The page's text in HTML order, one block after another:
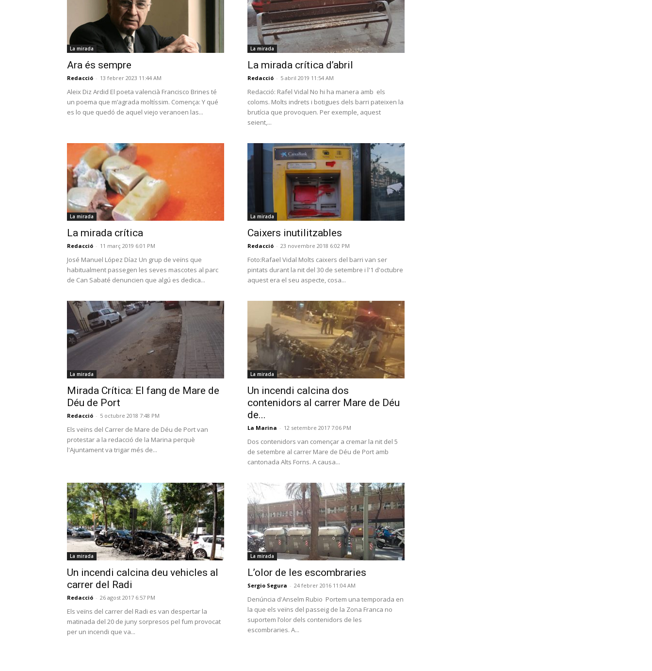
La mirada
Ara és sempre
Redacció - 13 febrer 2023 11:44 AM
Aleix Diz Ardid El poeta valencià Francisco Brines té
un poema que m’agrada moltíssim. Comença: Y qué
es lo que quedó de aquel viejo veranoen las...
La mirada
La mirada crítica d’abril
Redacció - 5 abril 2019 11:54 AM
Redacció: Rafel Vidal No hi ha manera amb els
coloms. Molts indrets i botigues dels barri pateixen la
brutícia que provoquen. Per exemple, aquest
seient,...
La mirada
La mirada crítica
Redacció - 11 març 2019 6:01 PM
José Manuel López Díaz Un grup de veïns que
habitualment passegen les seves mascotes al parc
de Can Sabaté denuncien que algú es dedica...
La mirada
Caixers inutilitzables
Redacció - 23 novembre 2018 6:02 PM
Foto:Rafael Vidal Molts caixers del barri van ser
pintats durant la nit del 30 de setembre i l'1 d'octubre
aquest era el seu aspecte, cosa...
La mirada
Mirada Crítica: El fang de Mare de
Déu de Port
Redacció - 5 octubre 2018 7:48 PM
Els veïns del Carrer de Mare de Déu de Port van
protestar a la redacció de la Marina perquè
l'Ajuntament va trigar més de...
La mirada
Un incendi calcina dos
contenidors al carrer Mare de Déu
de...
La Marina - 12 setembre 2017 7:06 PM
Dos contenidors van començar a cremar la nit del 5
de setembre al carrer Mare de Déu de Port amb
cantonada Alts Forns. A causa...
La mirada
Un incendi calcina deu vehicles al
carrer del Radi
Redacció - 26 agost 2017 6:57 PM
Els veïns del carrer del Radi es van despertar la
matinada del 20 de juny sorpresos pel fum provocat
per un incendi que va...
La mirada
L’olor de les escombraries
Sergio Segura - 24 febrer 2016 11:04 AM
Denúncia d'Anselm Rubio Portem una temporada en
la que els veïns del passeig de la Zona Franca no
suportem l’olor dels contenidors de les
escombraries. A...